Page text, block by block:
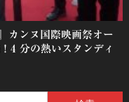
カンヌ国際映画祭オー
4 分の熱いスタンディ